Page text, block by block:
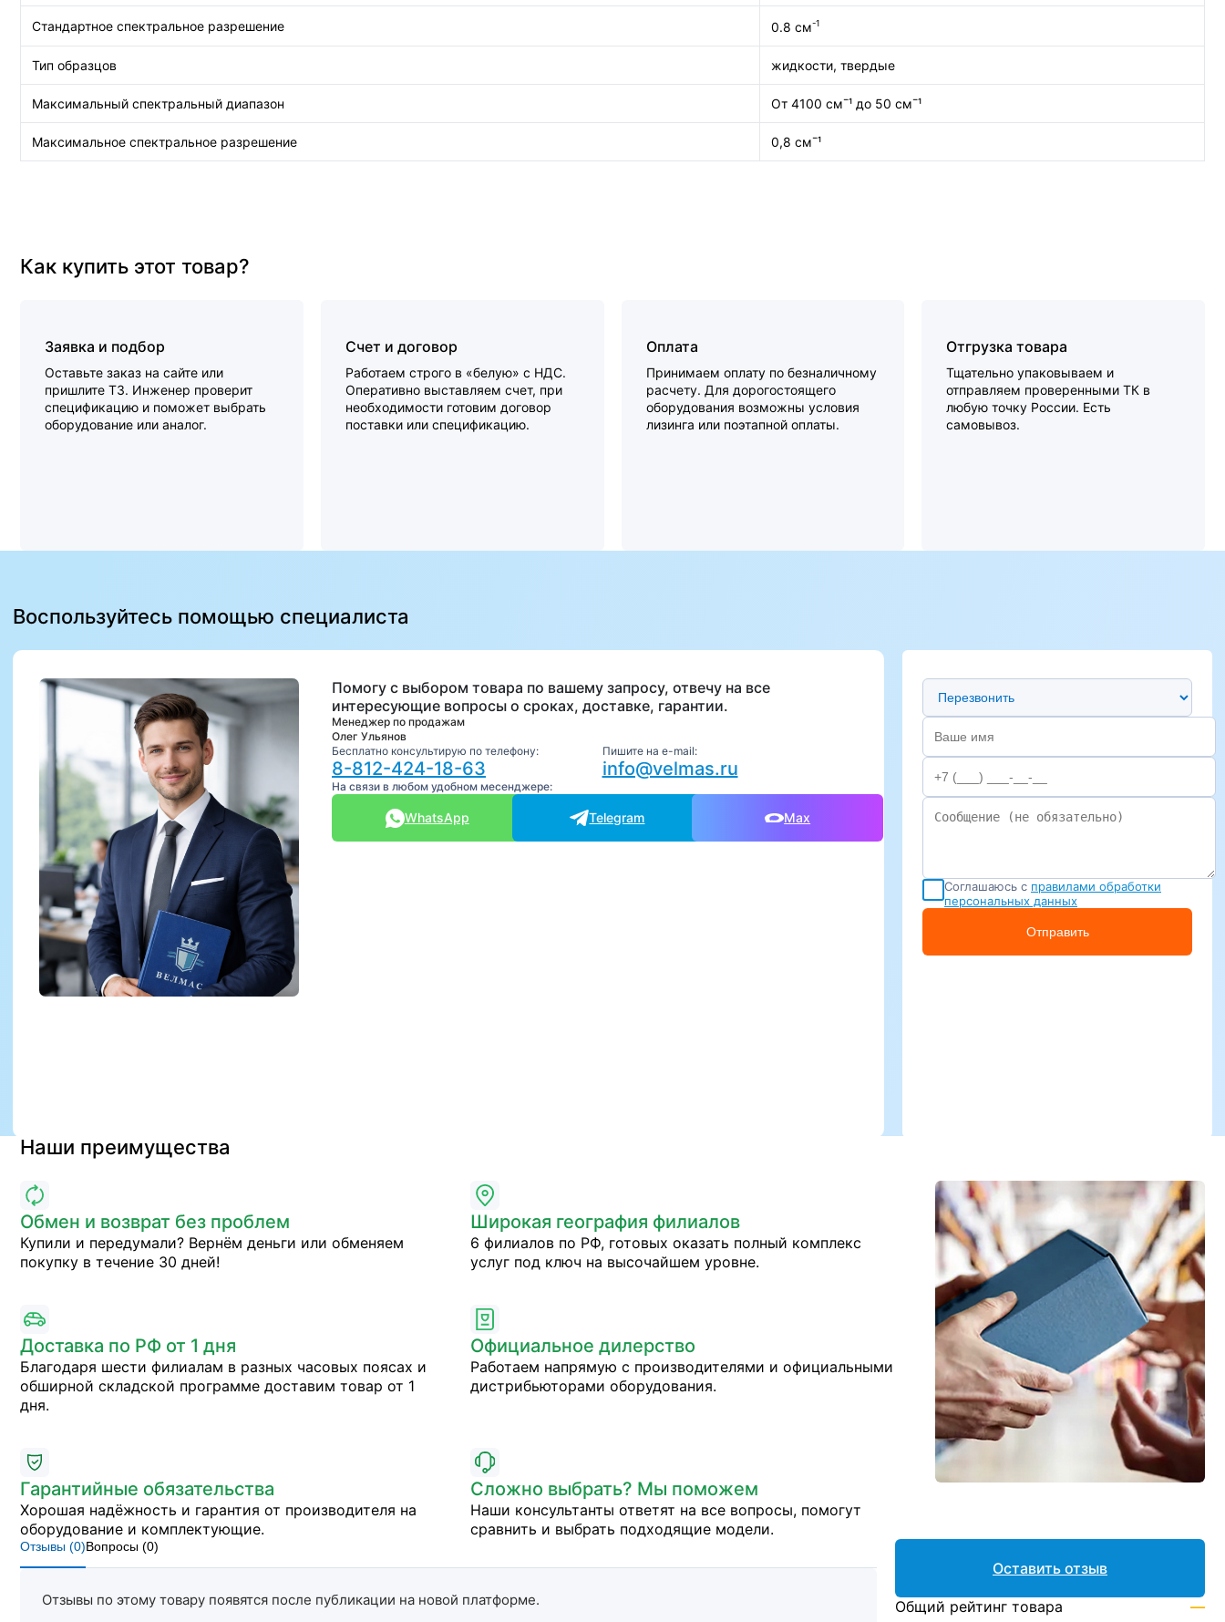
Стандартное спектральное разрешение 0.8 см-1
Тип образцов жидкости, твердые
Максимальный спектральный диапазон От 4100 см¯¹ до 50 см¯¹
Максимальное спектральное разрешение 0,8 см¯¹
Как купить этот товар?
Заявка и подбор
Оставьте заказ на сайте или
пришлите ТЗ. Инженер проверит
спецификацию и поможет выбрать
оборудование или аналог.
Счет и договор
Работаем строго в «белую» с НДС.
Оперативно выставляем счет, при
необходимости готовим договор
поставки или спецификацию.
Оплата
Принимаем оплату по безналичному
расчету. Для дорогостоящего
оборудования возможны условия
лизинга или поэтапной оплаты.
Отгрузка товара
Тщательно упаковываем и
отправляем проверенными ТК в
любую точку России. Есть
самовывоз.
Воспользуйтесь помощью специалиста
Помогу с выбором товара по вашему запросу, отвечу на все
интересующие вопросы о сроках, доставке, гарантии.
Менеджер по продажам
Олег Ульянов
Бесплатно консультирую по телефону:
8-812-424-18-63
Пишите на e-mail:
info@velmas.ru
На связи в любом удобном месенджере:
WhatsApp Telegram Max
Предпочтительный способ связи
Соглашаюсь с правилами обработки
персональных данных
Отправить
Наши преимущества
Обмен и возврат без проблем
Купили и передумали? Вернём деньги или обменяем
покупку в течение 30 дней!
Широкая география филиалов
6 филиалов по РФ, готовых оказать полный комплекс
услуг под ключ на высочайшем уровне.
Доставка по РФ от 1 дня
Благодаря шести филиалам в разных часовых поясах и
обширной складской программе доставим товар от 1
дня.
Официальное дилерство
Работаем напрямую с производителями и официальными
дистрибьюторами оборудования.
Гарантийные обязательства
Хорошая надёжность и гарантия от производителя на
оборудование и комплектующие.
Сложно выбрать? Мы поможем
Наши консультанты ответят на все вопросы, помогут
сравнить и выбрать подходящие модели.
Отзывы (0)Вопросы (0)
Отзывы по этому товару появятся после публикации на новой платформе.
Оставить отзыв
Общий рейтинг товара —